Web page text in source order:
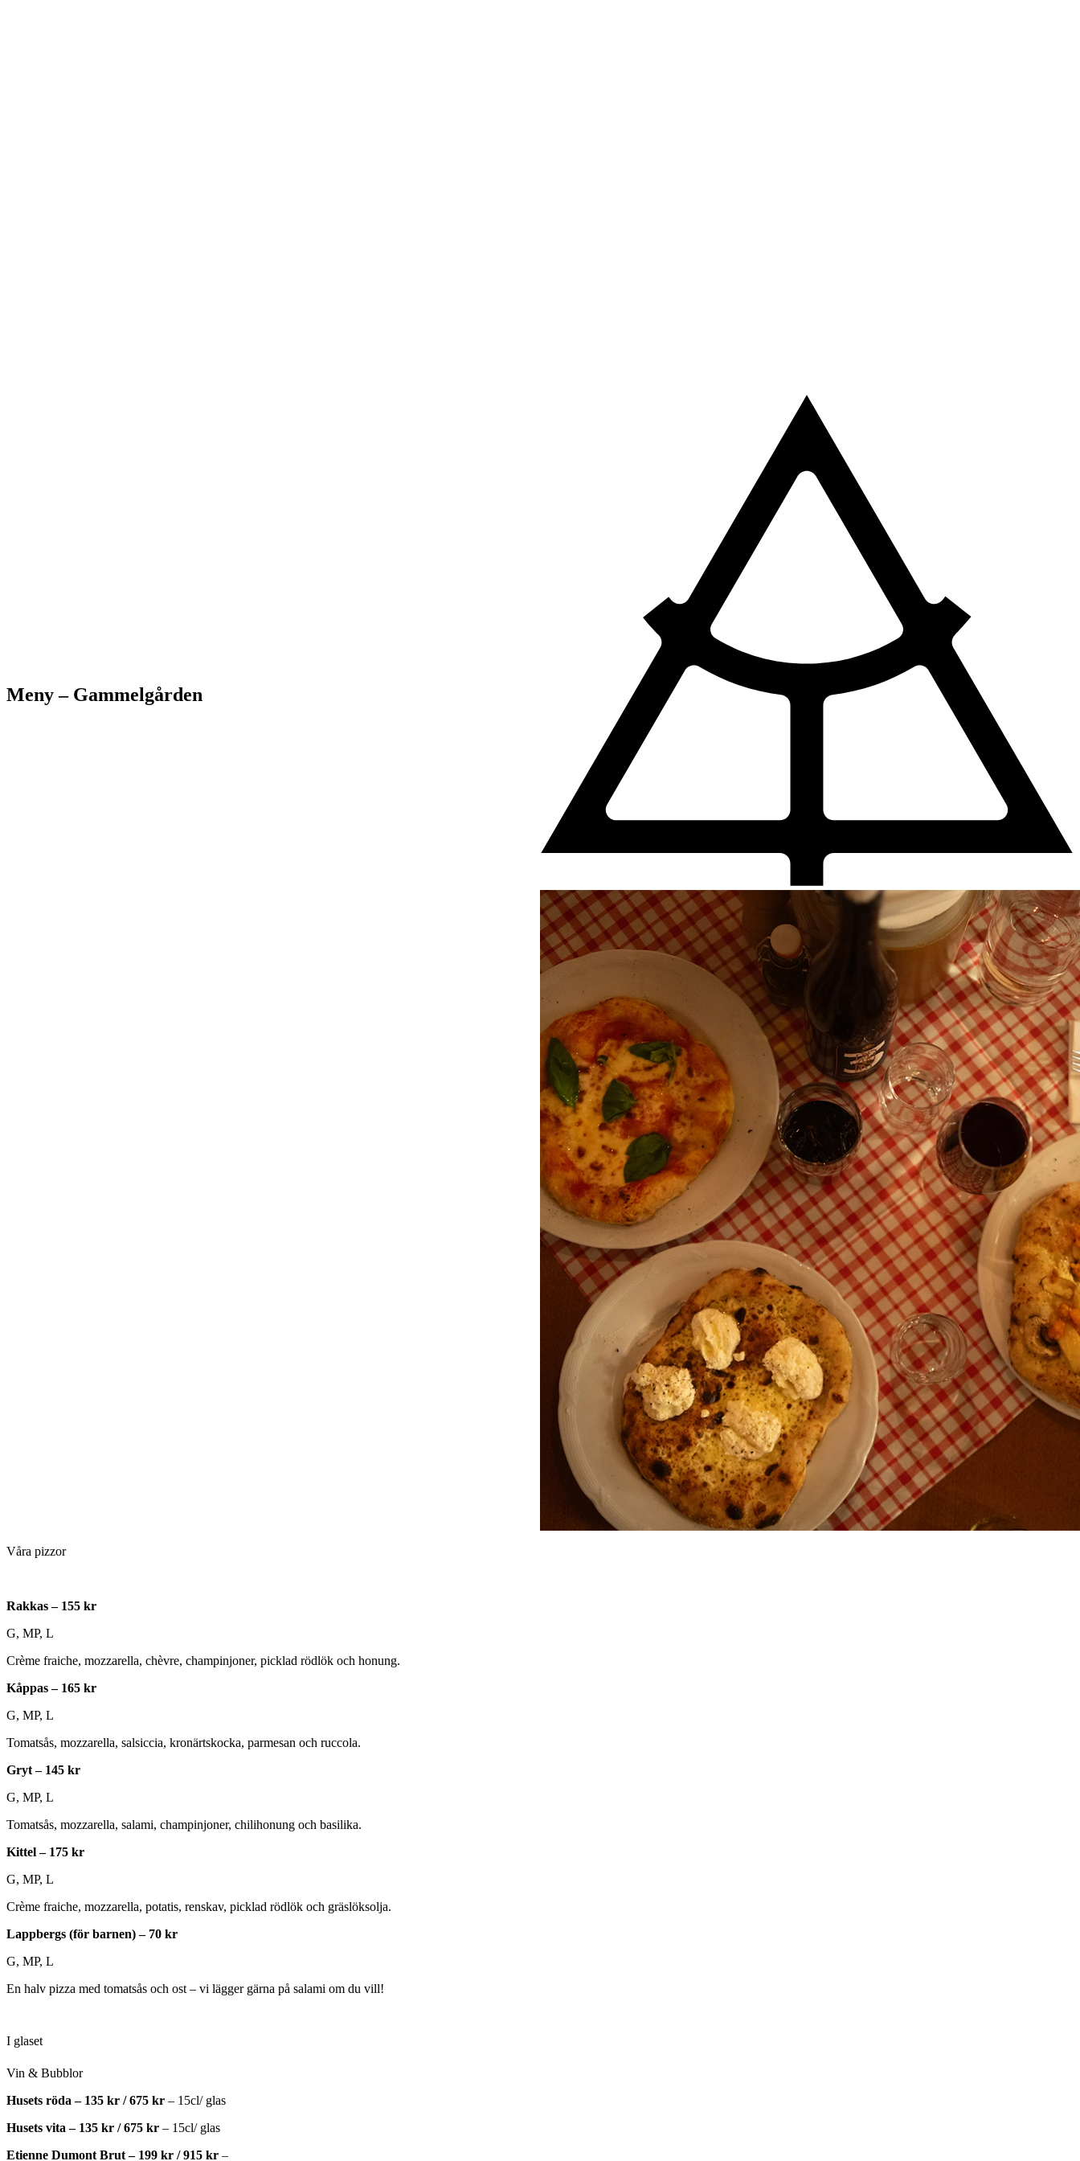
Meny – Gammelgården
Våra pizzor
Rakkas – 155 kr
G, MP, L
Crème fraiche, mozzarella, chèvre, champinjoner, picklad rödlök och honung.
Kåppas – 165 kr
G, MP, L
Tomatsås, mozzarella, salsiccia, kronärtskocka, parmesan och ruccola.
Gryt – 145 kr
G, MP, L
Tomatsås, mozzarella, salami, champinjoner, chilihonung och basilika.
Kittel – 175 kr
G, MP, L
Crème fraiche, mozzarella, potatis, renskav, picklad rödlök och gräslöksolja.
Lappbergs (för barnen) – 70 kr
G, MP, L
En halv pizza med tomatsås och ost – vi lägger gärna på salami om du vill!
I glaset
Vin & Bubblor
Husets röda – 135 kr / 675 kr – 15cl/ glas
Husets vita – 135 kr / 675 kr – 15cl/ glas
Etienne Dumont Brut – 199 kr / 915 kr –